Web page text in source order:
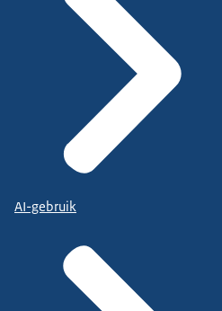
AI-gebruik